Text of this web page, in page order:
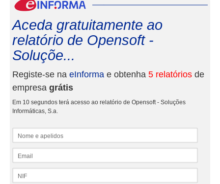
Aceda gratuitamente ao
relatório de Opensoft -
Soluçõe...
Registe-se na eInforma e obtenha 5 relatórios de
empresa grátis
Em 10 segundos terá acesso ao relatório de Opensoft - Soluções
Informáticas, S.a.